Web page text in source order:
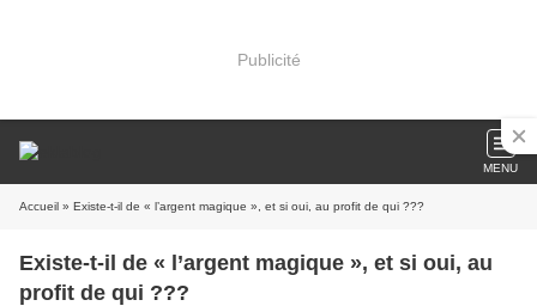
Publicité
MENU
Accueil » Existe-t-il de « l’argent magique », et si oui, au profit de qui ???
Existe-t-il de « l’argent magique », et si oui, au
profit de qui ???